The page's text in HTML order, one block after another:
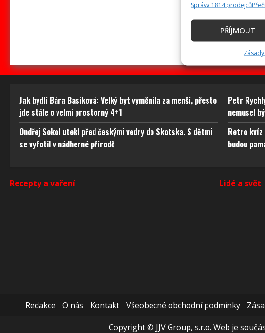
Funkce
Přiřazování a
zařízení, Identifikace
Používání
základě aktivně
odstraňování
obsahu, Ukládání
Správa 1814 prodejců
PŘÍJMOUT
Jak bydlí Bára Basiková: Velký byt vyměnila za menší, přesto
jde stále o velmi prostorný 4+1
Petr
nemusel
Ondřej Sokol utekl před českými vedry do Skotska. S dětmi
se vyfotil v nádherné přírodě
Retro
budou
Recepty a vaření
Lidé a svět
Redakce
O nás Kontakt Všeobecné obchodní podmínky
Copyright © JJV Group, s.r.o. Web je